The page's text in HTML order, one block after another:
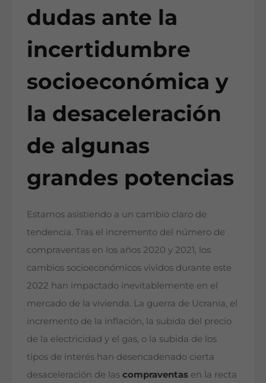
dudas ante la
incertidumbre
socioeconómica y
la desaceleración
de algunas
grandes potencias
Estamos asistiendo a un cambio claro de
tendencia. Tras el incremento del número de
compraventas en los años 2020 y 2021, los
cambios socioeconómicos vividos durante este
2022 han impactado inevitablemente en el
mercado de la vivienda. La guerra de Ucrania, el
incremento de la inflación, la subida del precio
de la electricidad y el gas, o la subida de los
tipos de interés han desencadenado cierta
desaceleración de las compraventas en la recta